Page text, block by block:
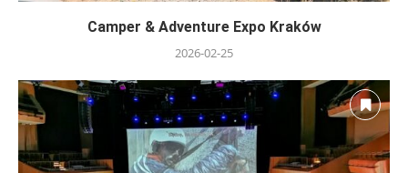
Camper & Adventure Expo Kraków
2026-02-25